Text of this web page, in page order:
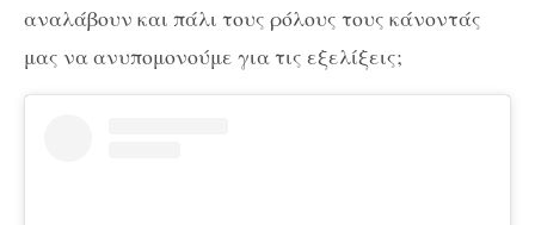
αναλάβουν και πάλι τους ρόλους τους κάνοντάς
μας να ανυπομονούμε για τις εξελίξεις;